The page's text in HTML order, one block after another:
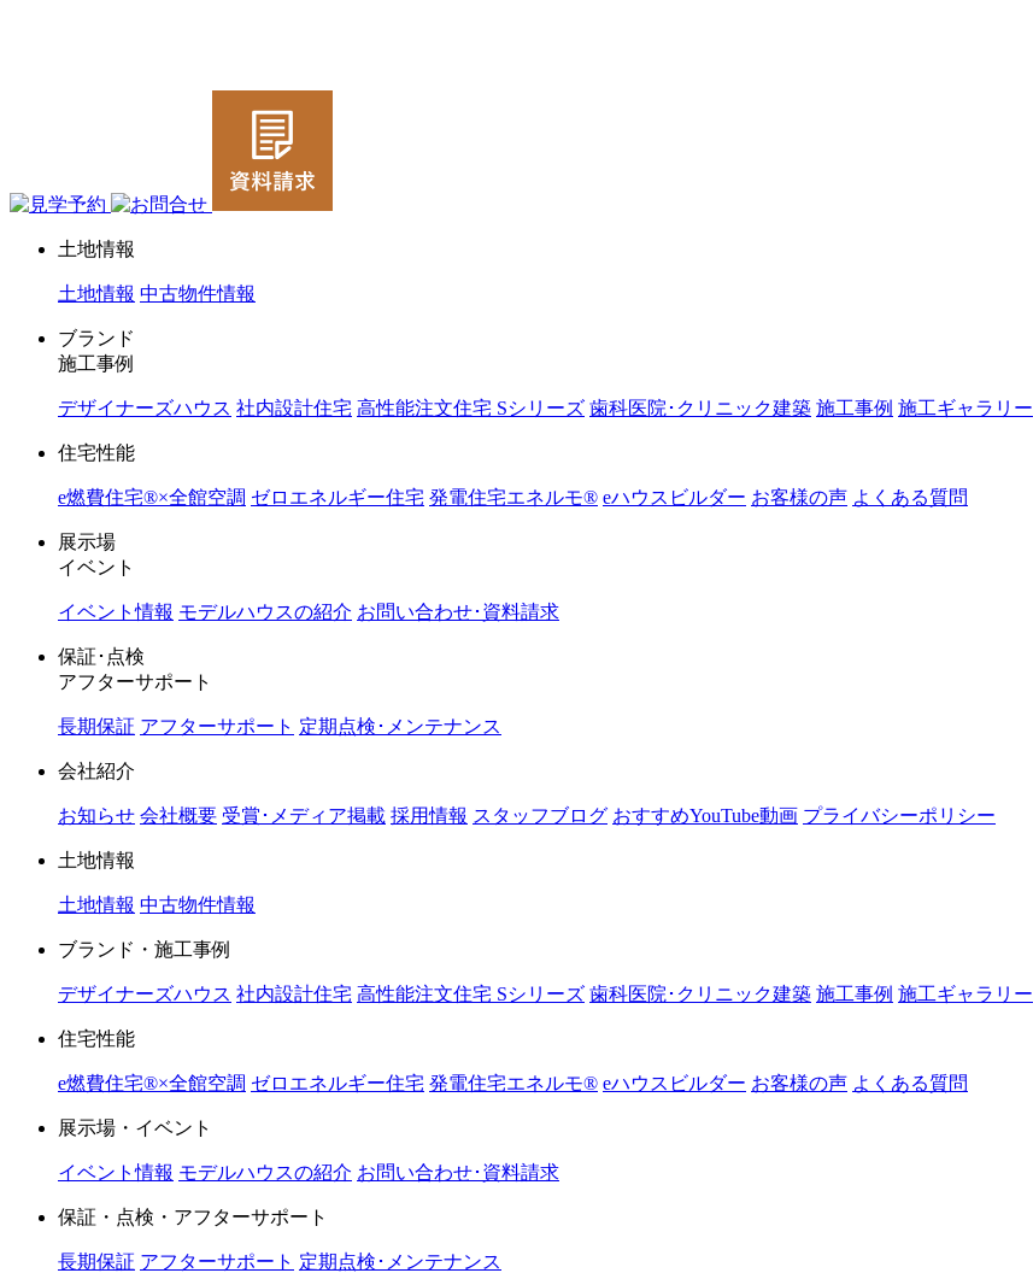
土地情報
土地情報 中古物件情報
ブランド
施工事例
デザイナーズハウス 社内設計住宅 高性能注文住宅 Sシリーズ 歯科医院･クリニック建築 施工事例 施工ギャラリー
住宅性能
e燃費住宅®︎×全館空調 ゼロエネルギー住宅 発電住宅エネルモ®︎ eハウスビルダー お客様の声 よくある質問
展示場
イベント
イベント情報 モデルハウスの紹介 お問い合わせ･資料請求
保証･点検
アフターサポート
長期保証 アフターサポート 定期点検･メンテナンス
会社紹介
お知らせ 会社概要 受賞･メディア掲載 採用情報 スタッフブログ おすすめYouTube動画 プライバシーポリシー
土地情報
土地情報 中古物件情報
ブランド・施工事例
デザイナーズハウス 社内設計住宅 高性能注文住宅 Sシリーズ 歯科医院･クリニック建築 施工事例 施工ギャラリー
住宅性能
e燃費住宅®︎×全館空調 ゼロエネルギー住宅 発電住宅エネルモ®︎ eハウスビルダー お客様の声 よくある質問
展示場・イベント
イベント情報 モデルハウスの紹介 お問い合わせ･資料請求
保証・点検・アフターサポート
長期保証 アフターサポート 定期点検･メンテナンス